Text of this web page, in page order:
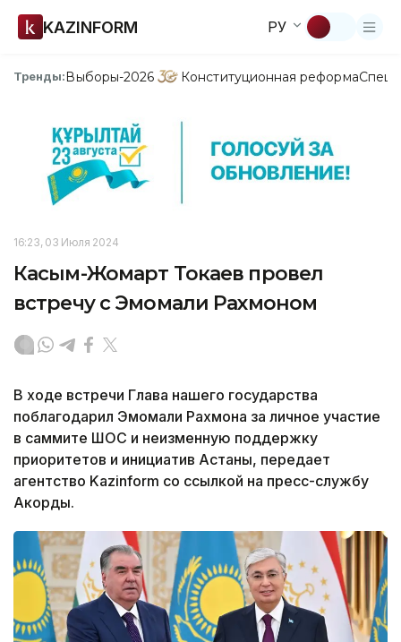
KAZINFORM РУ
Тренды:Выборы-2026 Конституционная реформа
16:23, 03 Июля 2024
Касым-Жомарт Токаев провел
встречу с Эмомали Рахмоном
В ходе встречи Глава нашего государства
поблагодарил Эмомали Рахмона за личное участие
в саммите ШОС и неизменную поддержку
приоритетов и инициатив Астаны, передает
агентство Kazinform со ссылкой на пресс-службу
Акорды.